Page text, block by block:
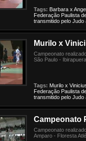
Tags: Barbara x
Federação Paulista
transmitido pelo Judo
Murilo x
Campeonato
São Paulo -
Tags: Murilo x
Federação Paulista
transmitido pelo Judo
Campeonato
Campeonato
Amparo - Floresta